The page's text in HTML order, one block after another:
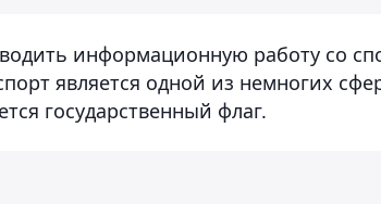
информационную работу со
является одной из немногих
государственный флаг.